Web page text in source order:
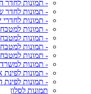
- תמונות לחדר
- תמונות לחדר
- תמונות לחדרי
- תמונות
- תמונות למטבח
- תמונות למטבח
- תמונות למטבח
- תמונות למשרד
- תמונות לפינת
- תמונות לפינת
תמונות לסלון